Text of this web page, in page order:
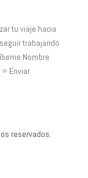
tu viaje hacia
trabajando
Nombre
Enviar
reservados.